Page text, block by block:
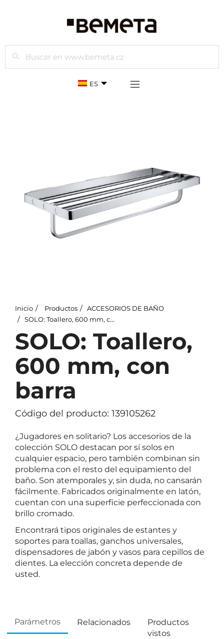
Buscar
ES
Inicio Productos
ACCESORIOS DE BAÑO
SOLO: Toallero, 600 mm, con barra
SOLO: Toallero,
600 mm, con
barra
Código del producto: 139105262
¿Jugadores en solitario? Los accesorios de la
colección SOLO destacan por sí solos en
cualquier espacio, pero también combinan sin
problema con el resto del equipamiento del
baño. Son atemporales y, sin duda, no cansarán
fácilmente. Fabricados originalmente en latón,
cuentan con una superficie perfeccionada con
brillo cromado.
Encontrará tipos originales de estantes y
soportes para toallas, ganchos universales,
dispensadores de jabón y vasos para cepillos de
dientes. La elección concreta depende de
usted.
Parámetros Relacionados
Productos
vistos